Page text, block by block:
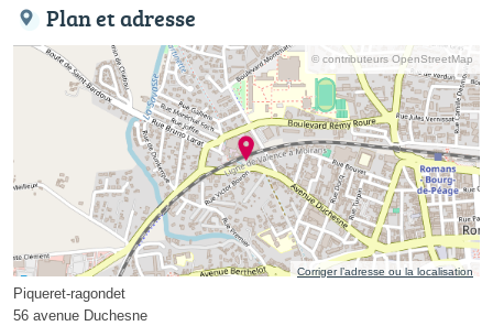
Plan et adresse
© contributeurs OpenStreetMap
Corriger l’adresse ou la localisation
Piqueret-ragondet
56 avenue Duchesne